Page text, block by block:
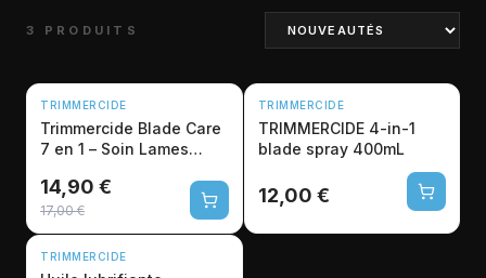
3 PRODUITS
NOUVEAU
-12%
TRIMMERCIDE
Trimmercide Blade Care
7 en 1 – Soin Lames
14,90 €
17,00 €
TRIMMERCIDE
TRIMMERCIDE 4-in-1
blade spray 400mL
12,00 €
TRIMMERCIDE